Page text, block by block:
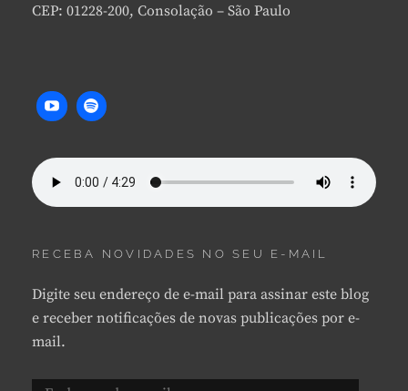
CEP: 01228-200, Consolação – São Paulo
RECEBA NOVIDADES NO SEU E-MAIL
Digite seu endereço de e-mail para assinar este blog
e receber notificações de novas publicações por e-
mail.